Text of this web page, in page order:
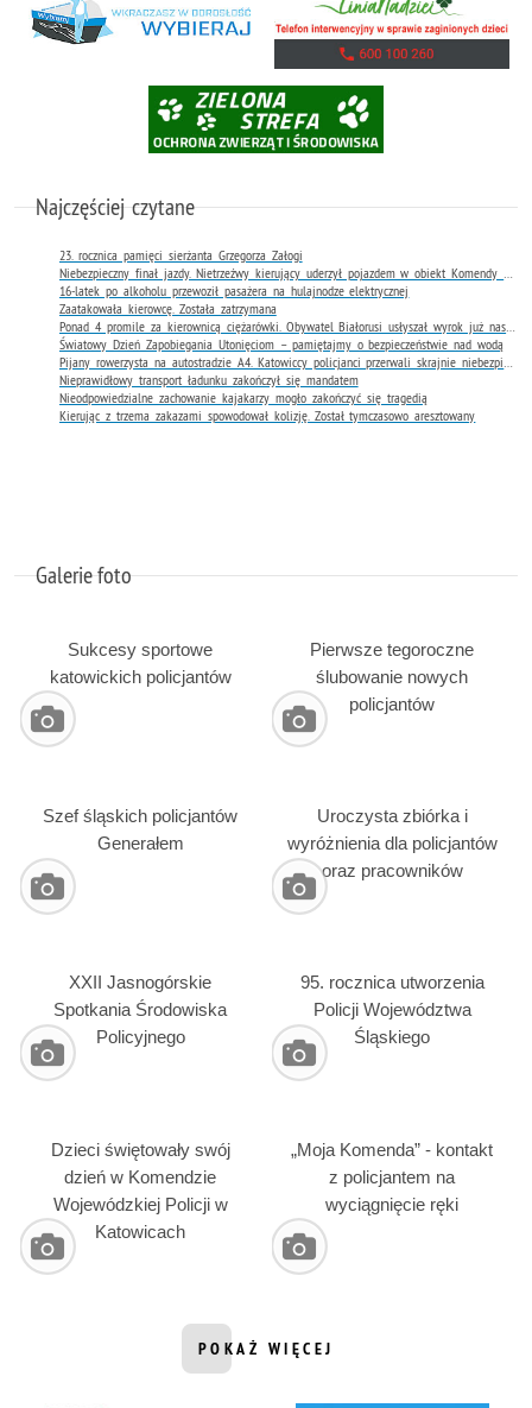
Najczęściej czytane
23. rocznica pamięci sierżanta Grzegorza Załogi
Niebezpieczny finał jazdy. Nietrzeźwy kierujący uderzył pojazdem w obiekt Komendy Miejskiej Policji w Rybniku
16-latek po alkoholu przewoził pasażera na hulajnodze elektrycznej
Zaatakowała kierowcę. Została zatrzymana
Ponad 4 promile za kierownicą ciężarówki. Obywatel Białorusi usłyszał wyrok już następnego dnia
Światowy Dzień Zapobiegania Utonięciom – pamiętajmy o bezpieczeństwie nad wodą
Pijany rowerzysta na autostradzie A4. Katowiccy policjanci przerwali skrajnie niebezpieczną jazdę
Nieprawidłowy transport ładunku zakończył się mandatem
Nieodpowiedzialne zachowanie kajakarzy mogło zakończyć się tragedią
Kierując z trzema zakazami spowodował kolizję. Został tymczasowo aresztowany
Galerie foto
Sukcesy sportowe
katowickich policjantów
Pierwsze tegoroczne
ślubowanie nowych
policjantów
Szef śląskich policjantów
Generałem
Uroczysta zbiórka i
wyróżnienia dla policjantów
oraz pracowników
XXII Jasnogórskie
Spotkania Środowiska
Policyjnego
95. rocznica utworzenia
Policji Województwa
Śląskiego
Dzieci świętowały swój
dzień w Komendzie
Wojewódzkiej Policji w
Katowicach
„Moja Komenda” - kontakt
z policjantem na
wyciągnięcie ręki
POKAŻ WIĘCEJ
INFORMACJI Z DZIAŁU GALERIE